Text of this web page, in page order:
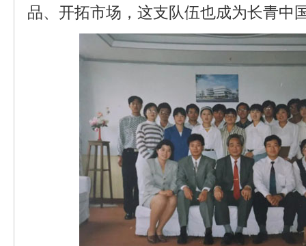
品、开拓市场，这支队伍也成为长青中